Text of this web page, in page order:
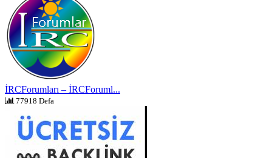
İRCForumları – İRCForuml...
77918 Defa